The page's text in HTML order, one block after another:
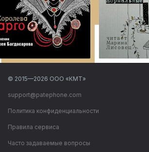
© 2015—2026 ООО «КМТ»
support@patephone.com
Политика конфиденциальности
Правила сервиса
Часто задаваемые вопросы